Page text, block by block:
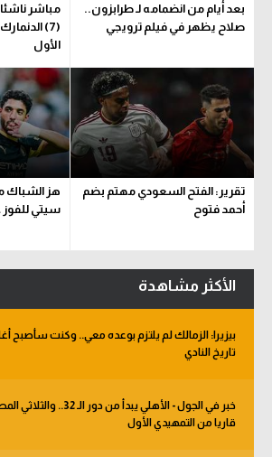
بعد أيام من انضمامه لـ طرابزون..
صلاح يظهر في فيلم ترويجي
(7)
الأول
تقرير: الفتح السعودي مهتم بضم
أحمد فتوح
هز الشباك
سيتي للفوز
الأكثر مشاهدة
بيزيرا: الزمالك لم يلتزم بوعده معي.. وكنت سأصبح
تاريخ النادي
خبر في الجول - الأهلي يبدأ من دور
قاريا من التمهيدي الأول